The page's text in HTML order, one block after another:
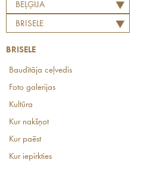
BEĻĢIJA
BRISELE
BRISELE
Baudītāja ceļvedis
Foto galerijas
Kultūra
Kur nakšņot
Kur paēst
Kur iepirkties